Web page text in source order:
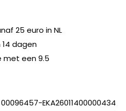
25 euro in NL
dagen
met een 9.5
00096457-EKA26011400000434